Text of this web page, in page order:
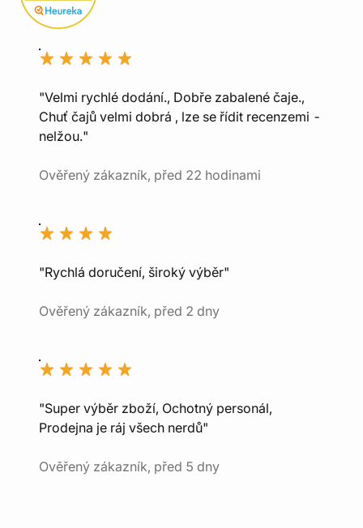
"Velmi rychlé dodání., Dobře zabalené čaje.,
Chuť čajů velmi dobrá , lze se řídit recenzemi -
nelžou."
Ověřený zákazník, před 22 hodinami
"Rychlá doručení, široký výběr"
Ověřený zákazník, před 2 dny
"Super výběr zboží, Ochotný personál,
Prodejna je ráj všech nerdů"
Ověřený zákazník, před 5 dny